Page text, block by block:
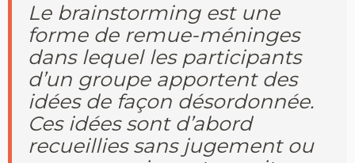
Le brainstorming est une
forme de remue-méninges
dans lequel les participants
d’un groupe apportent des
idées de façon désordonnée.
Ces idées sont d’abord
recueillies sans jugement ou